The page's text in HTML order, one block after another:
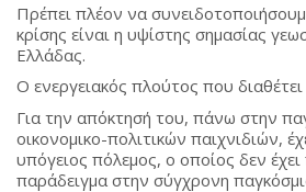
Πρέπει πλέον να
κρίσης είναι η υψίστης σημασίας
Ελλάδας.
Ο ενεργειακός πλούτος που
Για την απόκτησή του, πάνω στην
οικονομικο-πολιτικών παιχνιδιών,
υπόγειος πόλεμος, ο οποίος δεν
παράδειγμα στην σύγχρονη